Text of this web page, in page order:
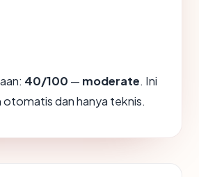
40/100 — moderate. Ini
otomatis dan hanya teknis.